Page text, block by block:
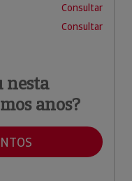
Consultar
Consultar
nesta
anos?